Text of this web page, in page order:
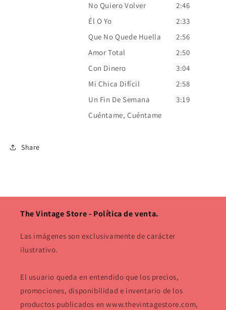
No Quiero Volver
2:46
Él O Yo
2:33
Que No Quede Huella
2:56
Amor Total
2:50
Con Dinero
3:04
Mi Chica Difícil
2:58
Un Fin De Semana
3:19
Cuéntame, Cuéntame
Share
The Vintage Store - Política de venta.
Las imágenes son exclusivamente de carácter
ilustrativo.
El usuario queda en entendido que los precios,
promociones, disponibilidad e inventario de los
productos publicados en www.thevintagestore.com,